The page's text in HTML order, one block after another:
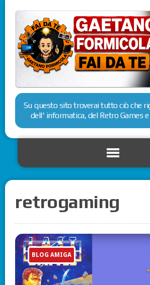
Su questo sito troverai tutto ciò che
dell' informatica, del Retro Games e
retrogaming
BLOG AMIGA